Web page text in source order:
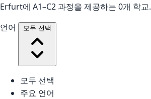
Erfurt에 A1–C2 과정을 제공하는 0개 학교.
언어
모두 선택
모두 선택
주요 언어